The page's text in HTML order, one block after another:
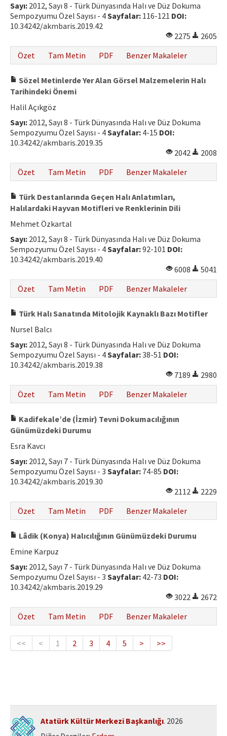
Sayı: 2012, Sayı 8 - Türk Dünyasında Halı ve Düz Dokuma
Sempozyumu Özel Sayısı - 4Sayfalar: 116-121 DOI:
10.34242/akmbaris.2019.42
2275
2605
Özet
Tam Metin PDF Benzer Makaleler
Sözel Metinlerde Yer Alan Görsel Malzemelerin Halı
Tarihindeki Önemi
Halil Açıkgöz
Sayı: 2012, Sayı 8 - Türk Dünyasında Halı ve Düz Dokuma
Sempozyumu Özel Sayısı - 4Sayfalar: 4-15 DOI:
10.34242/akmbaris.2019.35
2042
2008
Özet
Tam Metin PDF Benzer Makaleler
Türk Destanlarında Geçen Halı Anlatımları,
Halılardaki Hayvan Motifleri ve Renklerinin Dili
Mehmet Özkartal
Sayı: 2012, Sayı 8 - Türk Dünyasında Halı ve Düz Dokuma
Sempozyumu Özel Sayısı - 4Sayfalar:92-101 DOI:
10.34242/akmbaris.2019.40
6008
5041
Özet
Tam Metin PDF Benzer Makaleler
Türk Halı Sanatında Mitolojik Kaynaklı Bazı Motifler
Nursel Balcı
Sayı: 2012, Sayı 8 - Türk Dünyasında Halı ve Düz Dokuma
Sempozyumu Özel Sayısı - 4Sayfalar:38-51 DOI:
10.34242/akmbaris.2019.38
7189
2980
Özet
Tam Metin PDF Benzer Makaleler
Kadifekale’de (İzmir) Tevni Dokumacılığının
Günümüzdeki Durumu
Esra Kavcı
Sayı: 2012, Sayı 7 - Türk Dünyasında Halı ve Düz Dokuma
Sempozyumu Özel Sayısı - 3 Sayfalar: 74-85 DOI:
10.34242/akmbaris.2019.30
2112
2229
Özet
Tam Metin PDF Benzer Makaleler
Lâdik (Konya) Halıcılığının Günümüzdeki Durumu
Emine Karpuz
Sayı: 2012, Sayı 7 - Türk Dünyasında Halı ve Düz Dokuma
Sempozyumu Özel Sayısı - 3 Sayfalar: 42-73 DOI:
10.34242/akmbaris.2019.29
3022
2672
Özet
Tam Metin PDF Benzer Makaleler
<< < 1 2 3 4 5 > >>
Atatürk Kültür Merkezi Başkanlığı. 2026